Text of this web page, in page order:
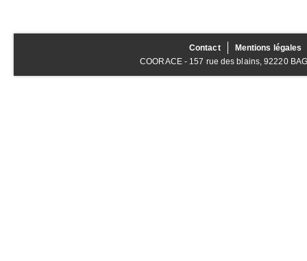
Contact
Mentions légales
COORACE - 157 rue des blains, 92220